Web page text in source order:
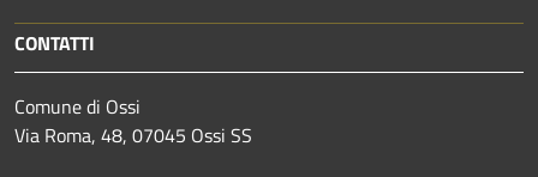
CONTATTI
Comune di Ossi
Via Roma, 48, 07045 Ossi SS